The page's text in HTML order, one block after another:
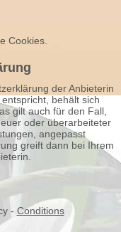
Cookies.
der Anbieterin
behält sich
gilt auch für den Fall,
oder überarbeiteter
angepasst
greift dann bei Ihrem
- Conditions